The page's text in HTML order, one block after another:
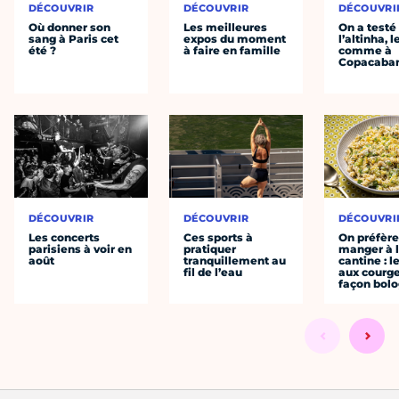
DÉCOUVRIR
Où donner son
sang à Paris cet
été ?
DÉCOUVRIR
Les concerts
parisiens à voir en
août
DÉCOUVRIR
Les meilleures
expos du moment
à faire en famille
DÉCOUVRIR
Ces sports à
pratiquer
tranquillement au
fil de l’eau
On a testé
l’altinha,
comme à
On préfère
manger à
cantine :
aux
façon